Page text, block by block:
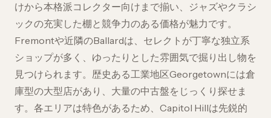
けから本格派コレクター向けまで揃い、ジャズやクラシ
ックの充実した棚と競争力のある価格が魅力です。
Fremontや近隣のBallardは、セレクトが丁寧な独立系
ショップが多く、ゆったりとした雰囲気で掘り出し物を
見つけられます。歴史ある工業地区Georgetownには倉
庫型の大型店があり、大量の中古盤をじっくり探せま
す。各エリアは特色があるため、Capitol Hillは先鋭的